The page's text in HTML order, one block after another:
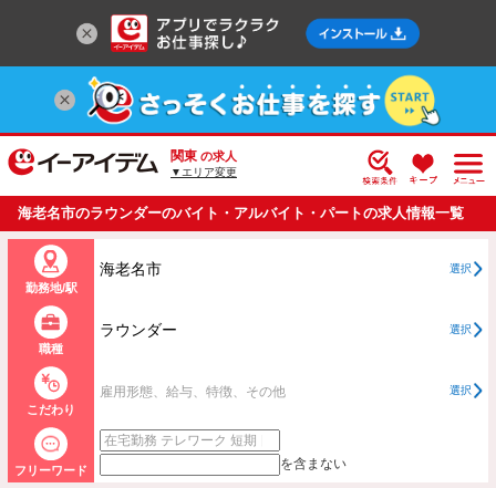
関東 の求人
▼エリア変更
海老名市のラウンダーのバイト・アルバイト・パートの求人情報一覧
勤務地/駅
海老名市 選択
職種
ラウンダー 選択
こだわり
雇用形態、給与、特徴、その他 選択
フリーワード を含まない